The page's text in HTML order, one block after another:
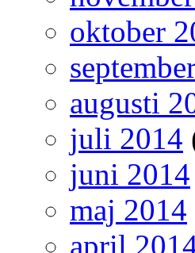
oktober
augusti
juli 2014
juni 2014
maj 2014
april